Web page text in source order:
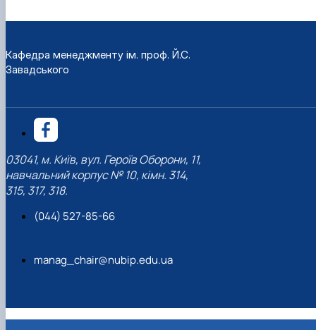
Кафедра менеджменту ім. проф. Й.С.
Завадського
03041, м. Київ, вул. Героїв Оборони, 11,
навчальний корпус № 10, кімн. 314,
315, 317, 318.
(044) 527-85-66
manag_chair@nubip.edu.ua